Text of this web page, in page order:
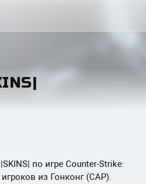
по игре Counter-Strike:
из Гонконг (САР).